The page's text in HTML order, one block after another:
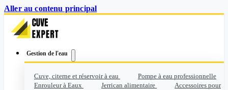
Aller au contenu principal
Gestion de l'eau
Cuve, citerne et réservoir à eau
Pompe à eau professionnelle
Enrouleur à Eaux
Jerrican alimentaire
Accessoires pour